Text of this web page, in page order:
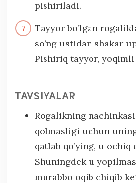
pishiriladi.
Tayyor bo’lgan
so’ng ustidan shakar
Pishiriq tayyor, yoqimli
TAVSIYALAR
Rogalikning
qolmasligi uchun
qatlab qo’ying, u
Shuningdek u
murabbo oqib chiqib